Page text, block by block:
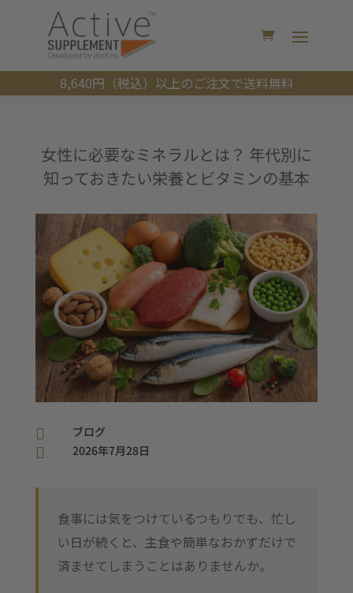
8,640円（税込）以上のご注文で送料無料
女性に必要なミネラルとは？ 年代別に
知っておきたい栄養とビタミンの基本
 ブログ
 2026年7月28日
食事には気をつけているつもりでも、忙し
い日が続くと、主食や簡単なおかずだけで
済ませてしまうことはありませんか。